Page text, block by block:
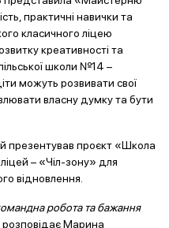
практичні навички та
класичного ліцею
креативності та
школи №14 –
можуть розвивати свої
власну думку та бути
презентував проєкт «Школа
– «Чіл-зону» для
відновлення.
робота та бажання
розповідає Марина